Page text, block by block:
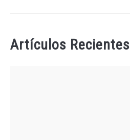
Artículos Recientes